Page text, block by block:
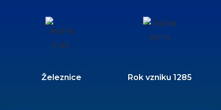
Železnice Rok vzniku 1285